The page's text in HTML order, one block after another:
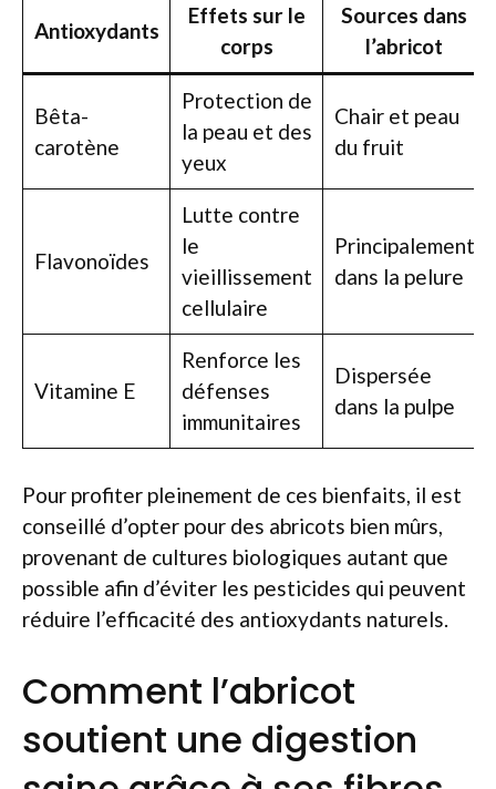
Antioxydants
Effets sur le
corps
Sources dans
l’abricot
Bêta-
carotène
Protection de
la peau et des
yeux
Chair et peau
du fruit
Flavonoïdes
Lutte contre
le
vieillissement
cellulaire
Principalement
dans la pelure
Vitamine E
Renforce les
défenses
immunitaires
Dispersée
dans la pulpe
Pour profiter pleinement de ces bienfaits, il est
conseillé d’opter pour des abricots bien mûrs,
provenant de cultures biologiques autant que
possible afin d’éviter les pesticides qui peuvent
réduire l’efficacité des antioxydants naturels.
Comment l’abricot
soutient une digestion